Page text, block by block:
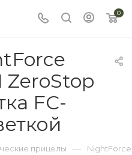
0
ZeroStop
FC-
прицелы — NightForce